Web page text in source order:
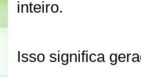
inteiro.
Isso significa